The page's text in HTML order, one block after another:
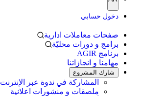
دخول حسابي
صفحات معاملات ادارية
برامج و دورات محليّة
برنامج AGIR
مهامنا و انجازاتنا
شارك المشروع
المشاركة في ندوة عبر الإنترنت
ملصقات و منشورات اعلانية